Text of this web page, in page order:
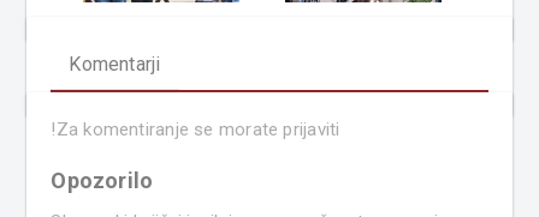
Komentarji
!Za komentiranje se morate prijaviti
Opozorilo